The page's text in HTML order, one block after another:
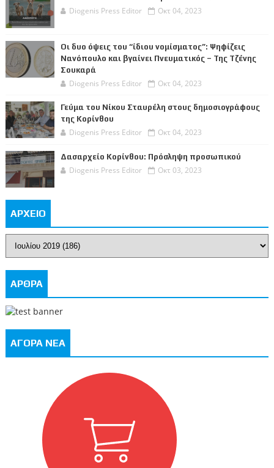
Diogenis Press Editor Οκτ 04, 2023
Οι δυο όψεις του “ίδιου νομίσματος”: Ψηφίζεις
Νανόπουλο και βγαίνει Πνευματικός – Της Τζένης
Σουκαρά
Diogenis Press Editor Οκτ 04, 2023
Γεύμα του Νίκου Σταυρέλη στους δημοσιογράφους
της Κορίνθου
Diogenis Press Editor Οκτ 04, 2023
Δασαρχείο Κορίνθου: Πρόσληψη προσωπικού
Diogenis Press Editor Οκτ 03, 2023
ΑΡΧΕΙΟ
ΑΡΘΡΑ
ΑΓΟΡΑ ΝΕΑ